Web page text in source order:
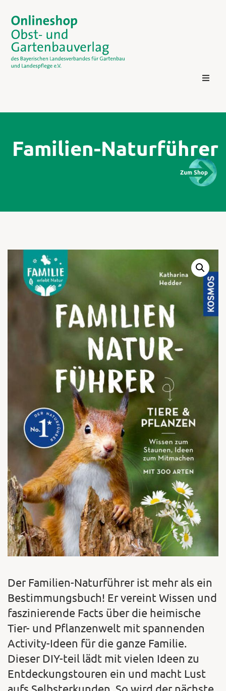
Kontakt
Zum
Familien-Naturführer
Der Familien-Naturführer ist mehr als ein
Bestimmungsbuch! Er vereint Wissen und
faszinierende Facts über die heimische
Tier- und Pflanzenwelt mit spannenden
Activity-Ideen für die ganze Familie.
Dieser DIY-teil lädt mit vielen Ideen zu
Entdeckungstouren ein und macht Lust